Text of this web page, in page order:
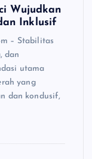
Wujudkan
Inklusif
– Stabilitas
dan
utama
yang
dan kondusif,